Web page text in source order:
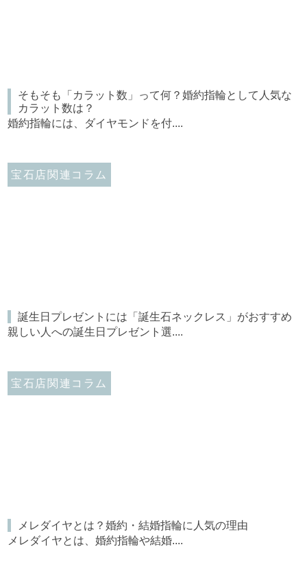
そもそも「カラット数」って何？婚約指輪として人気な
カラット数は？
婚約指輪には、ダイヤモンドを付....
宝石店関連コラム
誕生日プレゼントには「誕生石ネックレス」がおすすめ
親しい人への誕生日プレゼント選....
宝石店関連コラム
メレダイヤとは？婚約・結婚指輪に人気の理由
メレダイヤとは、婚約指輪や結婚....